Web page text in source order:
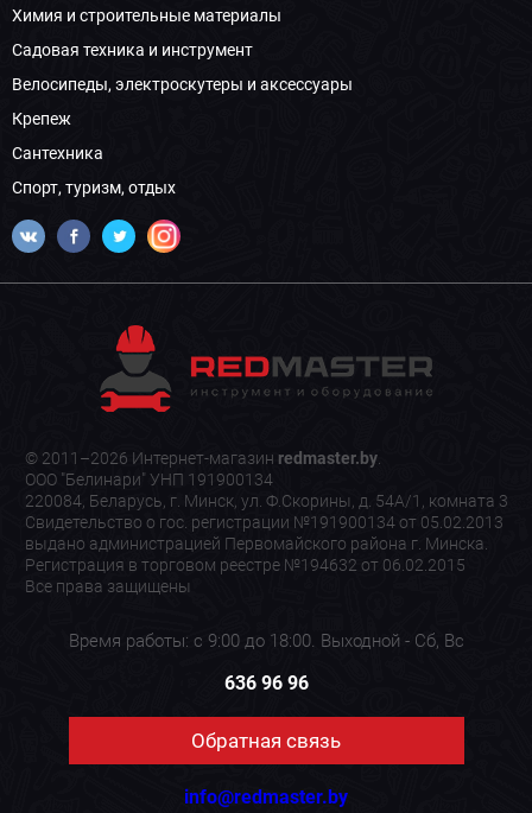
Химия и строительные материалы
Садовая техника и инструмент
Велосипеды, электроскутеры и аксессуары
Крепеж
Сантехника
Спорт, туризм, отдых
© 2011–2026 Интернет-магазин redmaster.by.
ООО "Белинари" УНП 191900134
220084, Беларусь, г. Минск, ул. Ф.Скорины, д. 54А/1, комната 3
Свидетельство о гос. регистрации №191900134 от 05.02.2013
выдано администрацией Первомайского района г. Минска.
Регистрация в торговом реестре №194632 от 06.02.2015
Все права защищены
Время работы: с 9:00 до 18:00. Выходной - Сб, Вс
636 96 96
Обратная связь
info@redmaster.by